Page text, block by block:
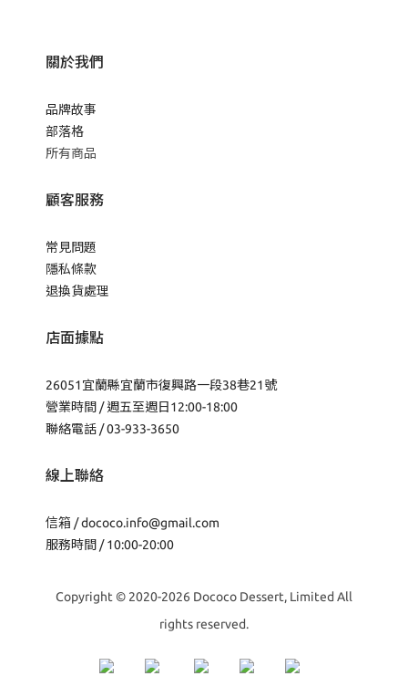
關於我們
品牌故事
部落格
所有商品
顧客服務
常見問題
隱私條款
退換貨處理
店面據點
26051宜蘭縣宜蘭市復興路一段38巷21號
營業時間 / 週五至週日12:00-18:00
聯絡電話 / 03-933-3650
線上聯絡
信箱 /dococo.info@gmail.com
服務時間 / 10:00-20:00
Copyright © 2020-2026 Dococo Dessert, Limited All
rights reserved.